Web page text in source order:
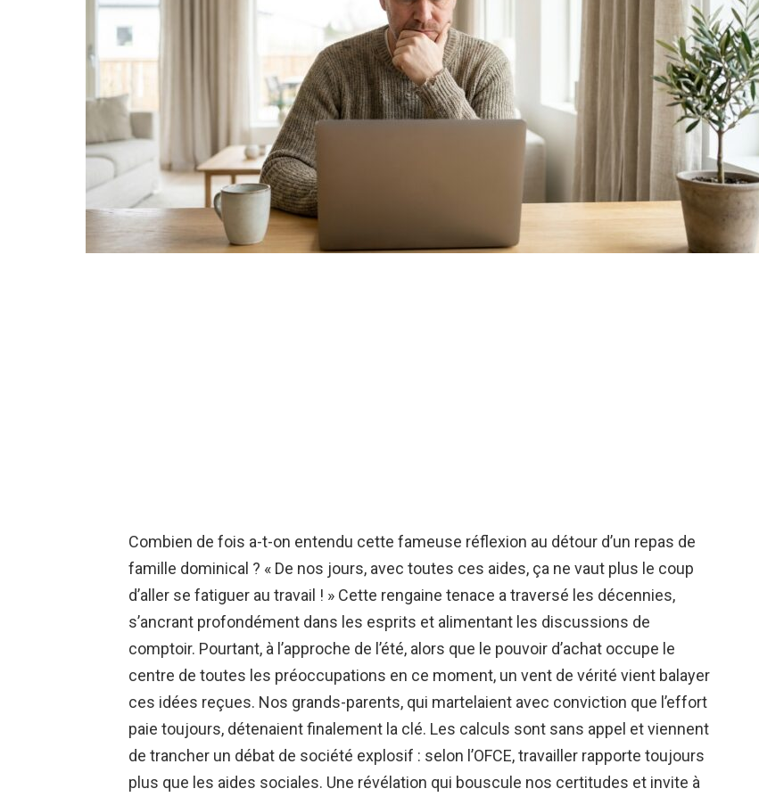
Combien de fois a-t-on entendu cette fameuse réflexion au détour d’un repas de
famille dominical ? « De nos jours, avec toutes ces aides, ça ne vaut plus le coup
d’aller se fatiguer au travail ! » Cette rengaine tenace a traversé les décennies,
s’ancrant profondément dans les esprits et alimentant les discussions de
comptoir. Pourtant, à l’approche de l’été, alors que le pouvoir d’achat occupe le
centre de toutes les préoccupations en ce moment, un vent de vérité vient balayer
ces idées reçues. Nos grands-parents, qui martelaient avec conviction que l’effort
paie toujours, détenaient finalement la clé. Les calculs sont sans appel et viennent
de trancher un débat de société explosif : selon l’OFCE, travailler rapporte toujours
plus que les aides sociales. Une révélation qui bouscule nos certitudes et invite à